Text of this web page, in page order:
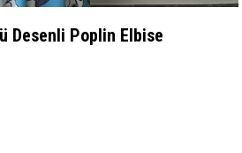
Desenli Poplin Elbise